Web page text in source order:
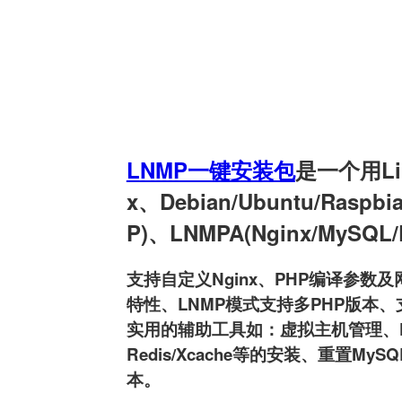
LNMP一键安装包是一个用
x、Debian/Ubuntu/
P)、LNMPA(Nginx/
支持自定义Nginx、PHP编译参数及
特性、LNMP模式支持多PHP版本
实用的辅助工具如：虚拟主机管理
Redis/Xcache等的安装、重置
本。